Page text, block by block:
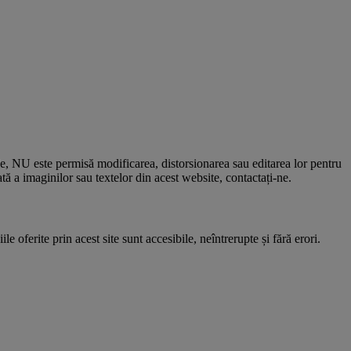
este permisă modificarea, distorsionarea sau editarea lor pentru
a imaginilor sau textelor din acest website, contactați-ne.
oferite prin acest site sunt accesibile, neîntrerupte și fără erori.